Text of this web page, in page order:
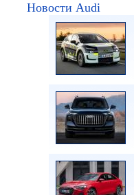
Новости Audi